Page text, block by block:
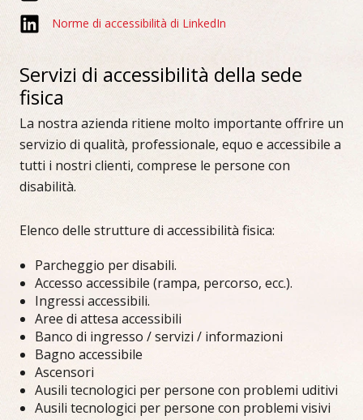
Norme di accessibilità di LinkedIn
Servizi di accessibilità della sede
fisica
La nostra azienda ritiene molto importante offrire un
servizio di qualità, professionale, equo e accessibile a
tutti i nostri clienti, comprese le persone con
disabilità.
Elenco delle strutture di accessibilità fisica:
Parcheggio per disabili.
Accesso accessibile (rampa, percorso, ecc.).
Ingressi accessibili.
Aree di attesa accessibili
Banco di ingresso / servizi / informazioni
Bagno accessibile
Ascensori
Ausili tecnologici per persone con problemi uditivi
Ausili tecnologici per persone con problemi visivi